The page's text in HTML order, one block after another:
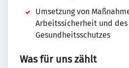
Umsetzung von
Arbeitssicherheit und des
Gesundheitsschutzes
Was für uns zählt